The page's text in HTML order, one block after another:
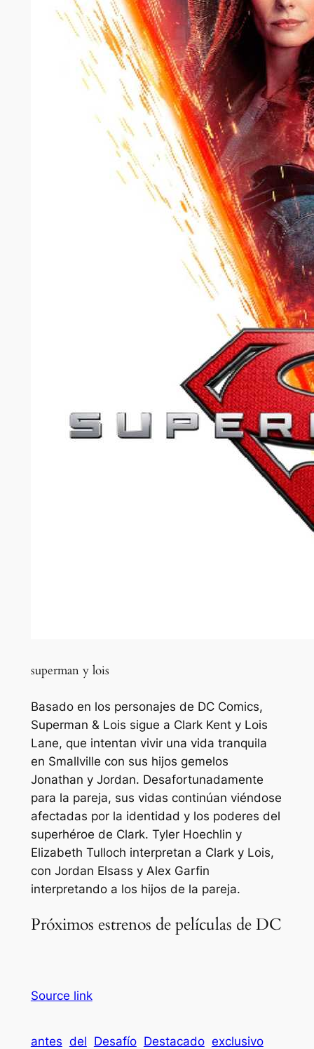
superman y lois
Basado en los personajes de DC Comics,
Superman & Lois sigue a Clark Kent y Lois
Lane, que intentan vivir una vida tranquila
en Smallville con sus hijos gemelos
Jonathan y Jordan. Desafortunadamente
para la pareja, sus vidas continúan viéndose
afectadas por la identidad y los poderes del
superhéroe de Clark. Tyler Hoechlin y
Elizabeth Tulloch interpretan a Clark y Lois,
con Jordan Elsass y Alex Garfin
interpretando a los hijos de la pareja.
Próximos estrenos de películas de DC
Source link
antes del Desafío Destacado exclusivo